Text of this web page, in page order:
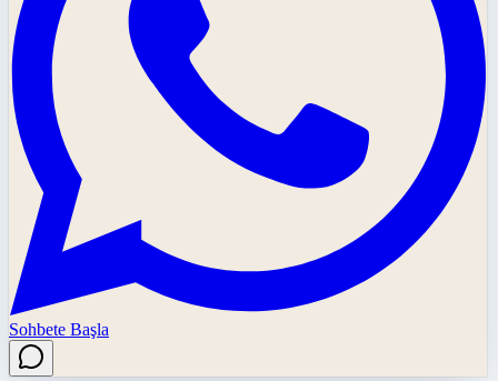
Sohbete Başla